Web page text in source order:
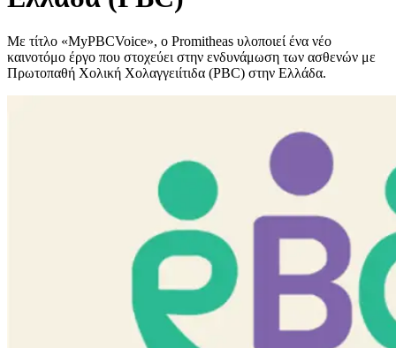
Με τίτλο «MyPBCVoice», ο Promitheas υλοποιεί ένα νέο
καινοτόμο έργο που στοχεύει στην ενδυνάμωση των ασθενών με
Πρωτοπαθή Χολική Χολαγγειίτιδα (PBC) στην Ελλάδα.